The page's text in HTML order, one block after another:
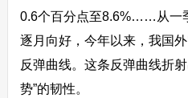
0.6个百分点至8.6%……从一
逐月向好，今年以来，我国
反弹曲线。这条反弹曲线折射
势”的韧性。